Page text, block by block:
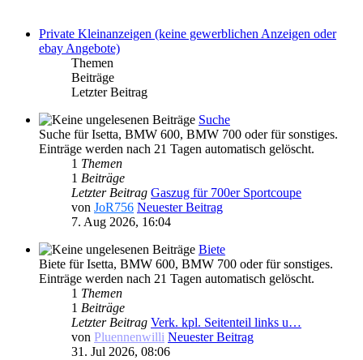
Private Kleinanzeigen (keine gewerblichen Anzeigen oder
ebay Angebote)
Themen
Beiträge
Letzter Beitrag
Suche
Suche für Isetta, BMW 600, BMW 700 oder für sonstiges.
Einträge werden nach 21 Tagen automatisch gelöscht.
1 Themen
1 Beiträge
Letzter Beitrag Gaszug für 700er Sportcoupe
von JoR756 Neuester Beitrag
7. Aug 2026, 16:04
Biete
Biete für Isetta, BMW 600, BMW 700 oder für sonstiges.
Einträge werden nach 21 Tagen automatisch gelöscht.
1 Themen
1 Beiträge
Letzter Beitrag Verk. kpl. Seitenteil links u…
von Pluennenwilli Neuester Beitrag
31. Jul 2026, 08:06